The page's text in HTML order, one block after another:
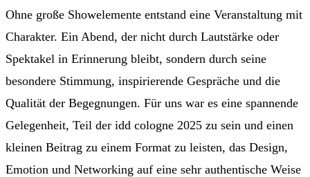
Ohne große Showelemente entstand eine Veranstaltung mit
Charakter. Ein Abend, der nicht durch Lautstärke oder
Spektakel in Erinnerung bleibt, sondern durch seine
besondere Stimmung, inspirierende Gespräche und die
Qualität der Begegnungen. Für uns war es eine spannende
Gelegenheit, Teil der idd cologne 2025 zu sein und einen
kleinen Beitrag zu einem Format zu leisten, das Design,
Emotion und Networking auf eine sehr authentische Weise